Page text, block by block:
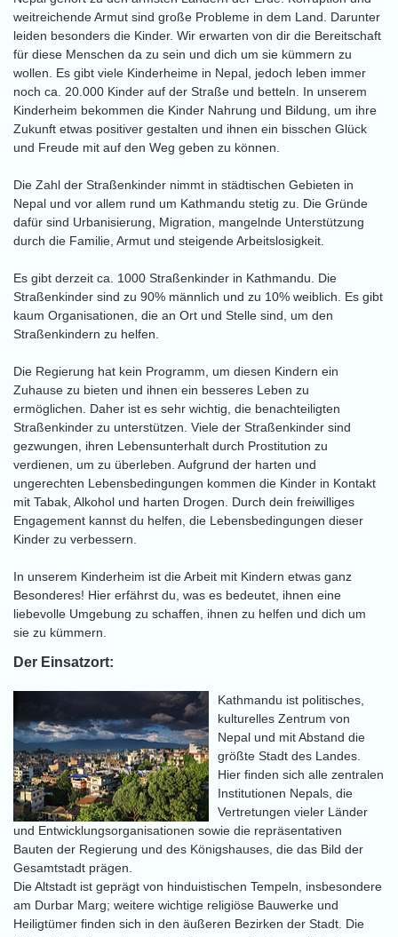
weitreichende Armut sind große Probleme in dem Land. Darunter
leiden besonders die Kinder. Wir erwarten von dir die Bereitschaft
für diese Menschen da zu sein und dich um sie kümmern zu
wollen. Es gibt viele Kinderheime in Nepal, jedoch leben immer
noch ca. 20.000 Kinder auf der Straße und betteln. In unserem
Kinderheim bekommen die Kinder Nahrung und Bildung, um ihre
Zukunft etwas positiver gestalten und ihnen ein bisschen Glück
und Freude mit auf den Weg geben zu können.
Die Zahl der Straßenkinder nimmt in städtischen Gebieten in
Nepal und vor allem rund um Kathmandu stetig zu. Die Gründe
dafür sind Urbanisierung, Migration, mangelnde Unterstützung
durch die Familie, Armut und steigende Arbeitslosigkeit.
Es gibt derzeit ca. 1000 Straßenkinder in Kathmandu. Die
Straßenkinder sind zu 90% männlich und zu 10% weiblich. Es gibt
kaum Organisationen, die an Ort und Stelle sind, um den
Straßenkindern zu helfen.
Die Regierung hat kein Programm, um diesen Kindern ein
Zuhause zu bieten und ihnen ein besseres Leben zu
ermöglichen. Daher ist es sehr wichtig, die benachteiligten
Straßenkinder zu unterstützen. Viele der Straßenkinder sind
gezwungen, ihren Lebensunterhalt durch Prostitution zu
verdienen, um zu überleben. Aufgrund der harten und
ungerechten Lebensbedingungen kommen die Kinder in Kontakt
mit Tabak, Alkohol und harten Drogen. Durch dein freiwilliges
Engagement kannst du helfen, die Lebensbedingungen dieser
Kinder zu verbessern.
In unserem Kinderheim ist die Arbeit mit Kindern etwas ganz
Besonderes! Hier erfährst du, was es bedeutet, ihnen eine
liebevolle Umgebung zu schaffen, ihnen zu helfen und dich um
sie zu kümmern.
Der Einsatzort:
Kathmandu ist politisches,
kulturelles Zentrum von
Nepal und mit Abstand die
größte Stadt des Landes.
Hier finden sich alle zentralen
Institutionen Nepals, die
Vertretungen vieler Länder
und Entwicklungsorganisationen sowie die repräsentativen
Bauten der Regierung und des Königshauses, die das Bild der
Gesamtstadt prägen.
Die Altstadt ist geprägt von hinduistischen Tempeln, insbesondere
am Durbar Marg; weitere wichtige religiöse Bauwerke und
Heiligtümer finden sich in den äußeren Bezirken der Stadt. Die